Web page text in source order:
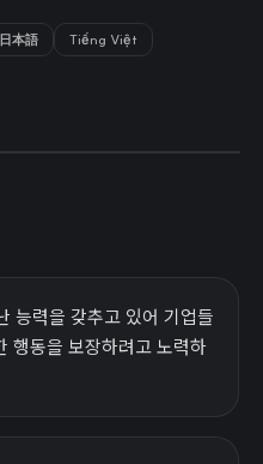
日本語 Tiếng Việt
능력을 갖추고 있어 기업들
행동을 보장하려고 노력하